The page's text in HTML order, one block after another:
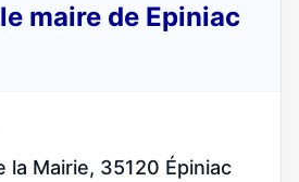
maire de Epiniac
la Mairie, 35120 Épiniac